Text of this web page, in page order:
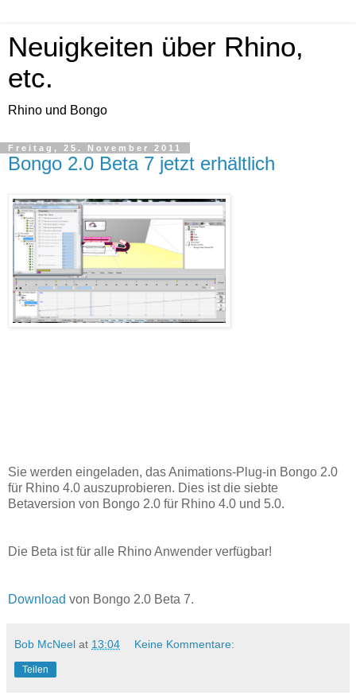
Neuigkeiten über Rhino,
etc.
Rhino und Bongo
Freitag, 25. November 2011
Bongo 2.0 Beta 7 jetzt erhältlich
Sie werden eingeladen, das Animations-Plug-in Bongo 2.0
für Rhino 4.0 auszuprobieren. Dies ist die siebte
Betaversion von Bongo 2.0 für Rhino 4.0 und 5.0.
Die Beta ist für alle Rhino Anwender verfügbar!
Download von Bongo 2.0 Beta 7.
Bob McNeel at 13:04 Keine Kommentare:
Teilen